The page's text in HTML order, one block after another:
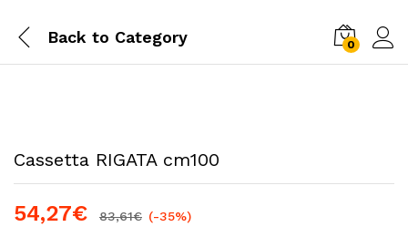
Back to Category 0
Cassetta RIGATA cm100
54,27€ 83,61€ (-35%)